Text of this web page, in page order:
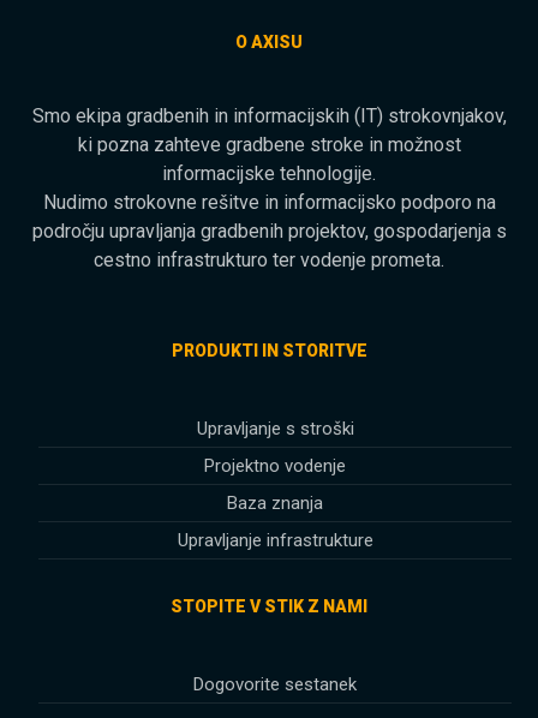
O AXISU
Smo ekipa gradbenih in informacijskih (IT) strokovnjakov,
ki pozna zahteve gradbene stroke in možnost
informacijske tehnologije.
Nudimo strokovne rešitve in informacijsko podporo na
področju upravljanja gradbenih projektov, gospodarjenja s
cestno infrastrukturo ter vodenje prometa.
PRODUKTI IN STORITVE
Upravljanje s stroški
Projektno vodenje
Baza znanja
Upravljanje infrastrukture
STOPITE V STIK Z NAMI
Dogovorite sestanek